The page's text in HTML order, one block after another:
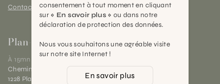
Contact et horaires
Plan-les-Ouates
À 15mn du centre de Genève
Chemin des Charrotons 25
1228 Plan-les-Ouates (GE)
consentement à tout moment en cliquant
sur « En savoir plus » ou dans notre
déclaration de protection des données.
Nous vous souhaitons une agréable visite
sur notre site Internet !
En savoir plus